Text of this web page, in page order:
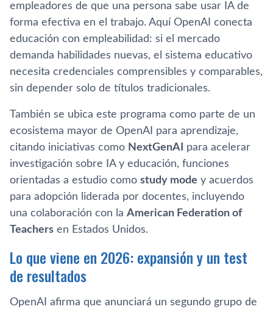
empleadores de que una persona sabe usar IA de
forma efectiva en el trabajo. Aquí OpenAI conecta
educación con empleabilidad: si el mercado
demanda habilidades nuevas, el sistema educativo
necesita credenciales comprensibles y comparables,
sin depender solo de títulos tradicionales.
También se ubica este programa como parte de un
ecosistema mayor de OpenAI para aprendizaje,
citando iniciativas como NextGenAI
para acelerar
investigación sobre IA y educación, funciones
orientadas a estudio como study mode y acuerdos
para adopción liderada por docentes, incluyendo
una colaboración con la American Federation of
Teachers en Estados Unidos.
Lo que viene en 2026: expansión y un test
de resultados
OpenAI afirma que anunciará un segundo grupo de